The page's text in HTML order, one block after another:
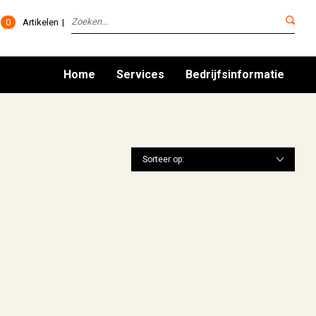
0 Artikelen
Home Services Bedrijfsinformatie
Sorteer op: